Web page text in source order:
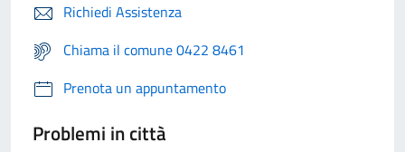
Richiedi Assistenza
Chiama il comune 0422 8461
Prenota un appuntamento
Problemi in città